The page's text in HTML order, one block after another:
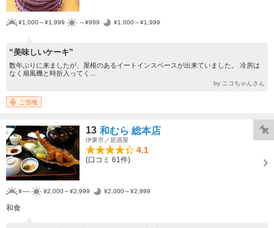
¥1,000～¥1,999 ～¥999 ¥1,000～¥1,999
“美味しいケーキ”
数年ぶりに来ましたが、屋根のあるイートインスペースが出来ていました。 冷房は
なく扇風機と時折入ってく...
by ニコちゃんさん
ご当地
13 和むら 総本店
伊東市／居酒屋
4.1
(口コミ 61件)
¥---- ¥2,000～¥2,999 ¥2,000～¥2,999
和食